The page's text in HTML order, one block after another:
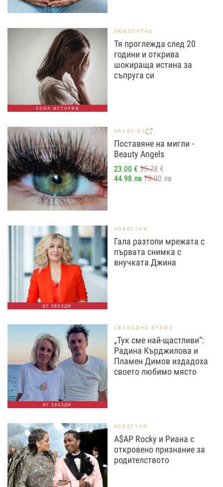
EDNA ИСТОРИЯ
ЛЮБОПИТНО
Тя проглежда след 20
години и открива
шокираща истина за
съпруга си
GRABO.BG
Поставяне на мигли -
Beauty Angels
23.00 € 35.79 €
44.98 лв 70.00 лв
БГ ЗВЕЗДИ
ИЗВЕСТНИ
Гала разтопи мрежата с
първата снимка с
внучката Джина
БГ ЗВЕЗДИ
СВОБОДНО ВРЕМЕ
„Тук сме най-щастливи“:
Радина Кърджилова и
Пламен Димов издадоха
своето любимо място
ИЗВЕСТНИ
A$AP Rocky и Риана с
откровено признание за
родителството